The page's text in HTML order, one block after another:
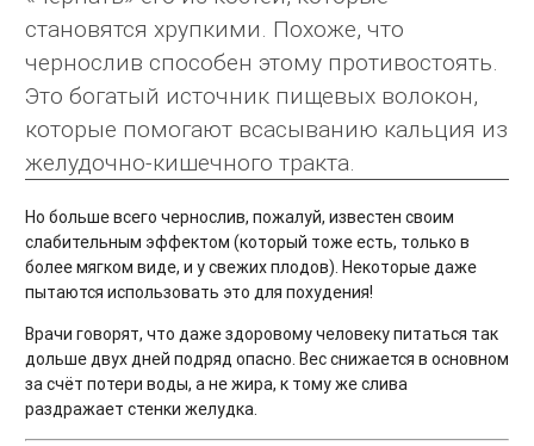
становятся хрупкими. Похоже, что
чернослив способен этому противостоять.
Это богатый источник пищевых волокон,
которые помогают всасыванию кальция из
желудочно-кишечного тракта.
Но больше всего чернослив, пожалуй, известен своим
слабительным эффектом (который тоже есть, только в
более мягком виде, и у свежих плодов). Некоторые даже
пытаются использовать это для похудения!
Врачи говорят, что даже здоровому человеку питаться так
дольше двух дней подряд опасно. Вес снижается в основном
за счёт потери воды, а не жира, к тому же слива
раздражает стенки желудка.